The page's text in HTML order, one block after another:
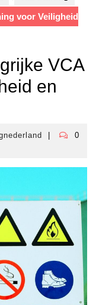
voor Veiligheid
VCA
en
0